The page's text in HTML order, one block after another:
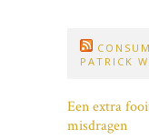
PATRICK
Een extra
misdragen